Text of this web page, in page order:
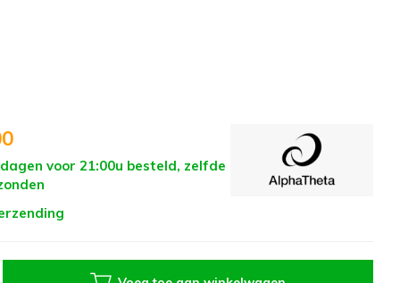
voor 21:00u besteld, zelfde